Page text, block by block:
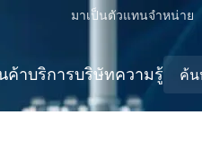
มาเป็นตัวแทนจำหน่าย
ค้าบริการบริษัทความรู้